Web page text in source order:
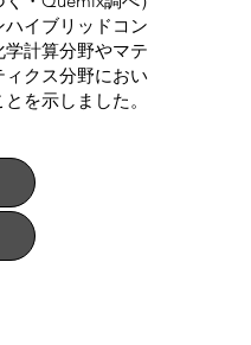
イブリッドコン
計算分野やマテ
クス分野におい
を示しました。